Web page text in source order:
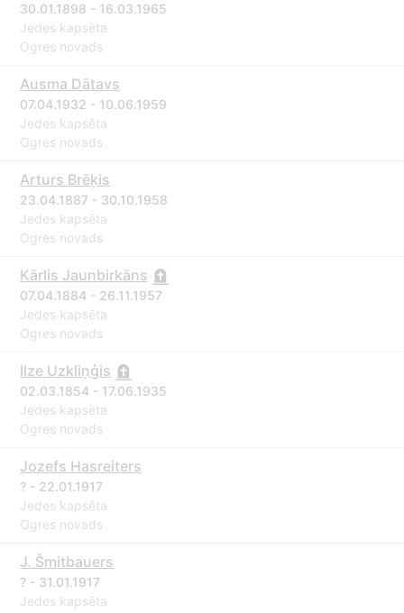
30.01.1898 - 16.03.1965
Jedes kapsēta
Ogres novads
Ausma Dātavs
07.04.1932 - 10.06.1959
Jedes kapsēta
Ogres novads
Arturs Brēķis
23.04.1887 - 30.10.1958
Jedes kapsēta
Ogres novads
Kārlis Jaunbirkāns
07.04.1884 - 26.11.1957
Jedes kapsēta
Ogres novads
Ilze Uzkliņģis
02.03.1854 - 17.06.1935
Jedes kapsēta
Ogres novads
Jozefs Hasreiters
? - 22.01.1917
Jedes kapsēta
Ogres novads
J. Šmitbauers
? - 31.01.1917
Jedes kapsēta